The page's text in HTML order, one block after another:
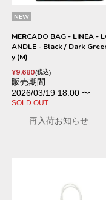
NEW
MERCADO BAG - LINEA -
ANDLE - Black / Dark
y (M)
¥9,680 税込
販売期間
2026/03/19 18:00 〜
SOLD OUT
再入荷お知らせ